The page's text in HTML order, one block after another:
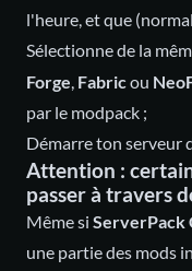
l'heure, et que
Sélectionne de la
Forge, Fabricou
par le modpack ;
Démarre ton serveur
Attention :
passer à travers
Même si ServerPack
une partie des mods